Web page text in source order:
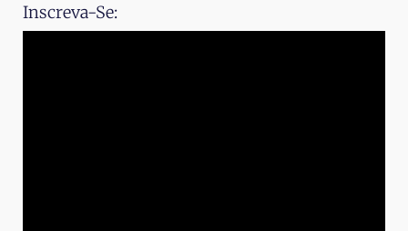
Inscreva-Se: